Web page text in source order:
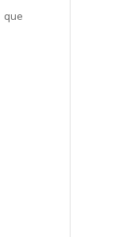
que